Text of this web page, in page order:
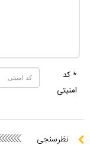
* کد
امنیتی
نظرسنجی